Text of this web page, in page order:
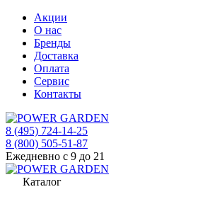
Акции
О нас
Бренды
Доставка
Оплата
Сервис
Контакты
8 (495) 724-14-25
8 (800) 505-51-87
Ежедневно с 9 до 21
Каталог